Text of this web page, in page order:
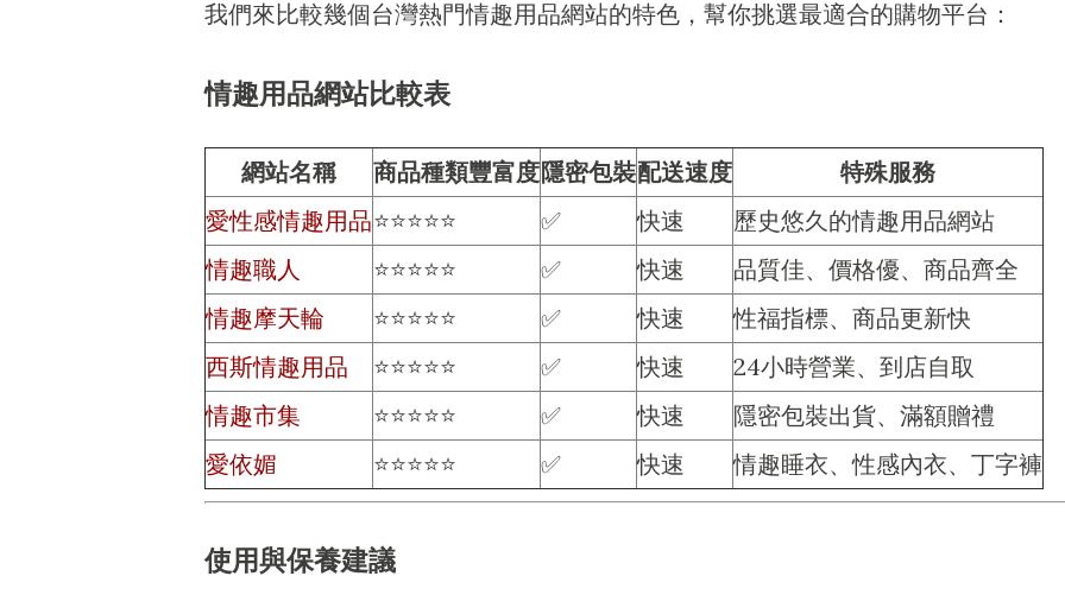
我們來比較幾個台灣熱門情趣用品網站的特色，幫你挑選最適合的購物平台：
情趣用品網站比較表
網站名稱 商品種類豐富度隱密包裝配送速度
特殊服務
愛性感情趣用品⭐⭐⭐⭐⭐ ✅ 快速
歷史悠久的情趣用品網站
情趣職人
⭐⭐⭐⭐⭐ ✅ 快速
品質佳、價格優、商品齊全
情趣摩天輪
⭐⭐⭐⭐⭐ ✅ 快速
性福指標、商品更新快
西斯情趣用品
⭐⭐⭐⭐⭐ ✅ 快速
24小時營業、到店自取
情趣市集
⭐⭐⭐⭐⭐ ✅ 快速
隱密包裝出貨、滿額贈禮
愛依媚
⭐⭐⭐⭐⭐ ✅ 快速 情趣睡衣、性感內衣、丁字褲
使用與保養建議